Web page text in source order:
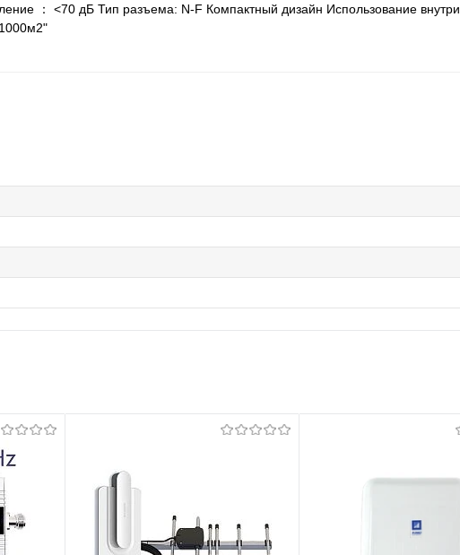
： <70 дБ Тип разъема: N-F Компактный дизайн Использование внутри